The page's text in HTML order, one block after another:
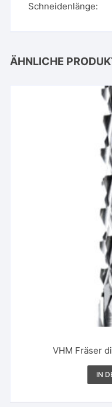
ÄHNLICHE
VHM Fräser
IN